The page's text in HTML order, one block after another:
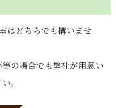
はどちらでも構いませ
の場合でも弊社が用意い
。